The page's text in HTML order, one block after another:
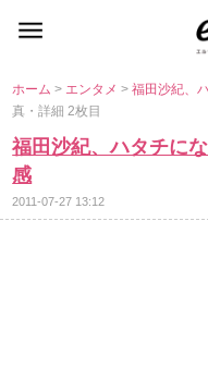
ホーム> エンタメ>福田沙紀、
真・詳細 2枚目
福田沙紀、ハタチに
感
2011-07-27 13:12